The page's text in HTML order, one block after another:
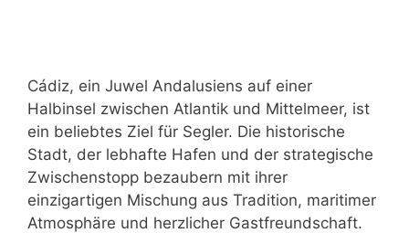
Cádiz, ein Juwel Andalusiens auf einer
Halbinsel zwischen Atlantik und Mittelmeer, ist
ein beliebtes Ziel für Segler. Die historische
Stadt, der lebhafte Hafen und der strategische
Zwischenstopp bezaubern mit ihrer
einzigartigen Mischung aus Tradition, maritimer
Atmosphäre und herzlicher Gastfreundschaft.